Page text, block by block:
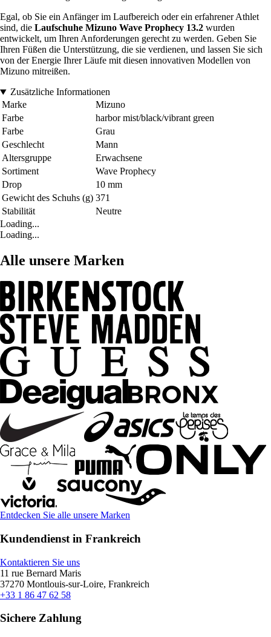
Egal, ob Sie ein Anfänger im Laufbereich oder ein erfahrener Athlet
sind, die Laufschuhe Mizuno Wave Prophecy 13.2 wurden
entwickelt, um Ihren Anforderungen gerecht zu werden. Geben Sie
Ihren Füßen die Unterstützung, die sie verdienen, und lassen Sie sich
von der Energie Ihrer Läufe mit diesen innovativen Modellen von
Mizuno mitreißen.
Zusätzliche Informationen
Marke
Mizuno
Farbe
harbor mist/black/vibrant green
Farbe
Grau
Geschlecht
Mann
Altersgruppe
Erwachsene
Sortiment
Wave Prophecy
Drop
10 mm
Gewicht des Schuhs (g) 371
Stabilität
Neutre
Loading...
Loading...
Alle unsere Marken
Entdecken Sie alle unsere Marken
Kundendienst in Frankreich
Kontaktieren Sie uns
11 rue Bernard Maris
37270 Montlouis-sur-Loire, Frankreich
+33 1 86 47 62 58
Sichere Zahlung